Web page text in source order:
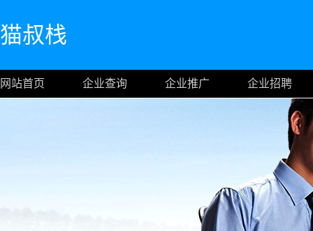
猫叔栈
网站首页 企业查询 企业推广 企业招聘